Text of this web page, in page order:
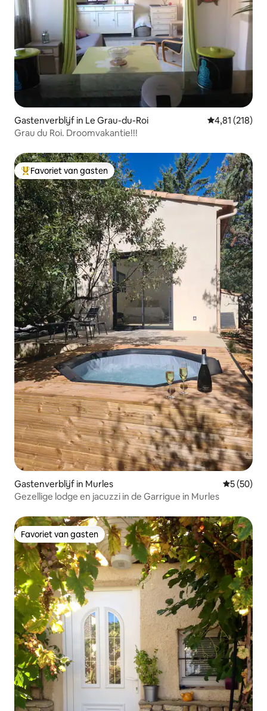
Gastenverblijf in Le Grau-du-Roi Gemiddelde
4,81 (218)
Grau du Roi. Droomvakantie!!!
Topfavoriet van gasten
Favoriet van gasten
Gastenverblijf in Murles
5 (50)
Gezellige lodge en jacuzzi in de Garrigue in Murles
Favoriet van gasten
Favoriet van gasten